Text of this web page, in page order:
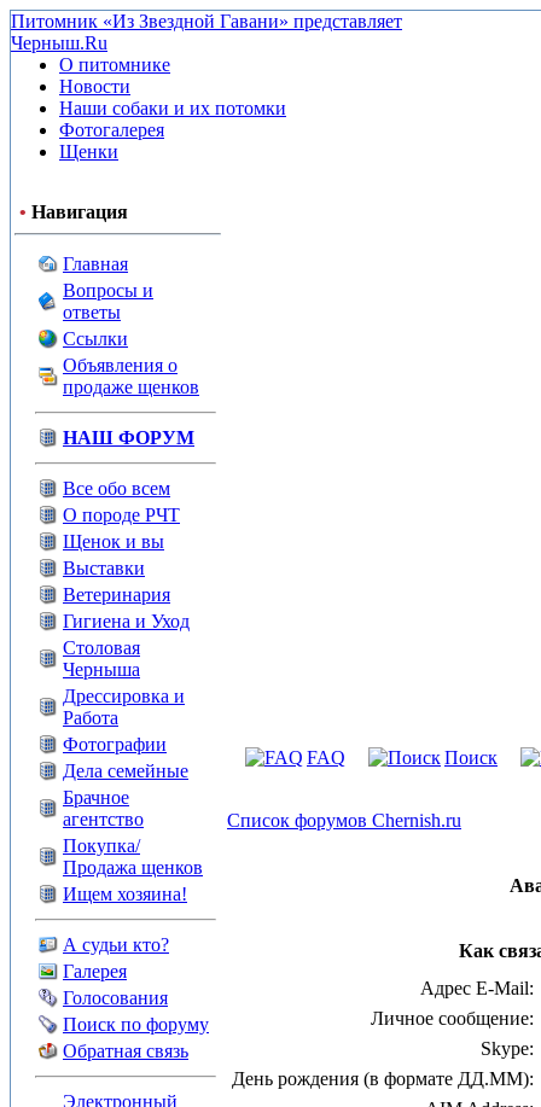
Питомник «Из Звездной Гавани» представляет
Черныш.Ru
О питомнике
Новости
Наши собаки и их потомки
Фотогалерея
Щенки
• Навигация
Главная
Вопросы и
ответы
Ссылки
Объявления о
продаже щенков
НАШ ФОРУМ
Все обо всем
О породе РЧТ
Щенок и вы
Выставки
Ветеринария
Гигиена и Уход
Столовая
Черныша
Дрессировка и
Работа
Фотографии
Дела семейные
Брачное
агентство
Покупка/
Продажа щенков
Ищем хозяина!
А судьи кто?
Галерея
Голосования
Поиск по форуму
Обратная связь
Электронный
FAQ Поиск
Список форумов Chernish.ru
Как
Адрес E-Mail:
Личное сообщение:
Skype:
День рождения (в формате ДД.ММ):